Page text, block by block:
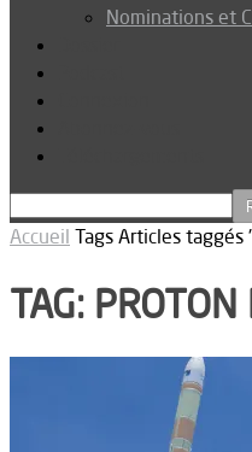
Nominations et
Accueil Tags Articles taggés
TAG: